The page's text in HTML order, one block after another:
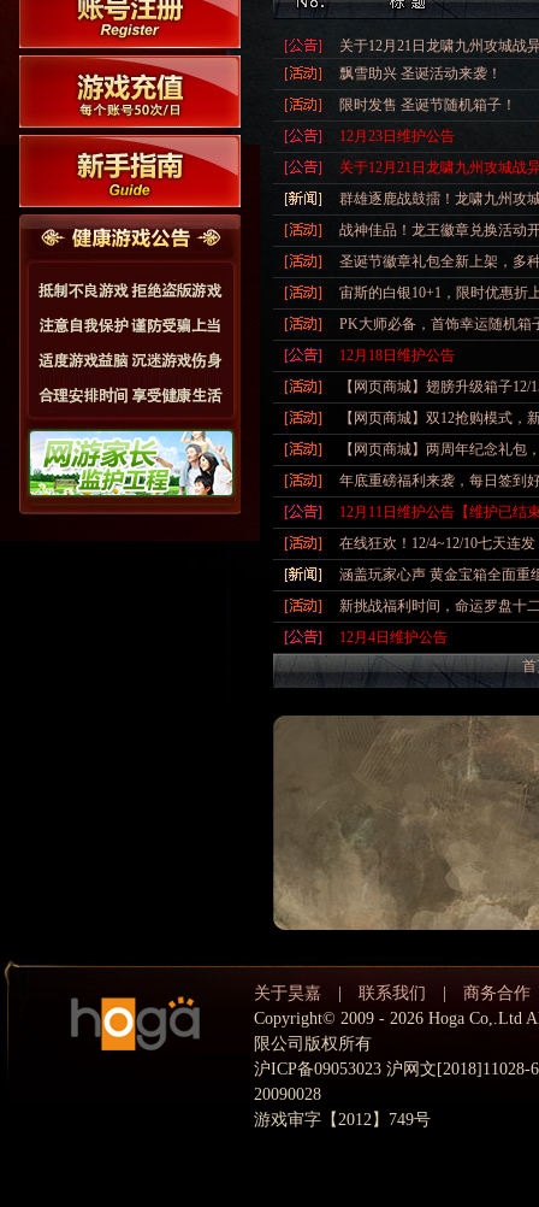
关于12月21日龙啸九州攻城战
飘雪助兴 圣诞活动来袭！
限时发售 圣诞节随机箱子！
12月23日维护公告
关于12月21日龙啸九州攻城战
群雄逐鹿战鼓擂！龙啸九州攻
战神佳品！龙王徽章兑换活动
圣诞节徽章礼包全新上架，多
宙斯的白银10+1，限时优惠折
PK大师必备，首饰幸运随机箱
12月18日维护公告
【网页商城】翅膀升级箱子12/
【网页商城】双12抢购模式，
【网页商城】两周年纪念礼包
年底重磅福利来袭，每日签到
12月11日维护公告【维护已结
在线狂欢！12/4~12/10七天连发
涵盖玩家心声 黄金宝箱全面重
新挑战福利时间，命运罗盘十
12月4日维护公告
首
关于昊嘉 | 联系我们 | 商务合作
Copyright© 2009 - 2026 Hoga Co,.Ltd
限公司版权所有
沪ICP备09053023 沪网文
20090028
游戏审字【2012】749号